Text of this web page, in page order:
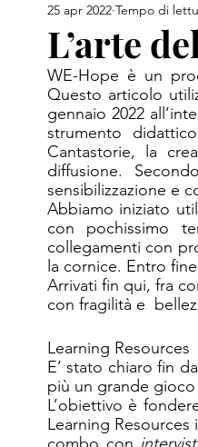
Progetti europei
L’arte
25 apr 2022 Tempo di
WE-Hope è un
Questo articolo
gennaio 2022
strumento
Cantastorie, la
diffusione.
sensibilizzazione e
Abbiamo iniziato
con pochissimo
collegamenti con
la cornice. Entro
Arrivati fin qui, fra
con fragilità e
Learning Resources
E’ stato chiaro fin
più un grande
L’obiettivo è
Learning